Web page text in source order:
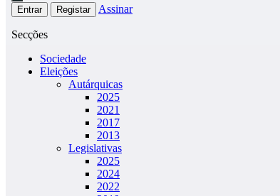
Entrar Registar Assinar
Secções
Sociedade
Eleições
Autárquicas
2025
2021
2017
2013
Legislativas
2025
2024
2022